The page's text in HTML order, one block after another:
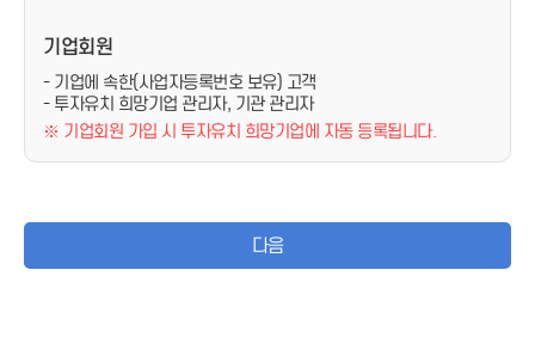
기업회원
- 기업에 속한(사업자등록번호 보유) 고객
- 투자유치 희망기업 관리자, 기관 관리자
※ 기업회원 가입 시 투자유치 희망기업에 자동 등록됩니다.
다음